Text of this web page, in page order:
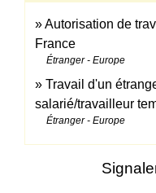
Autorisation de
France
Étranger - Europe
Travail d'un
salarié/travailleur
Étranger - Europe